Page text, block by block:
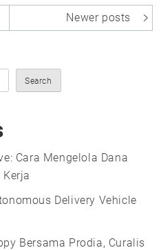
Newer posts
Search
Cara Mengelola Dana
Delivery Vehicle
Bersama Prodia, Curalis